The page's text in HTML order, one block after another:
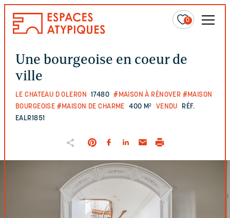
0
Une bourgeoise en coeur de
ville
LE CHATEAU D OLERON 17480 #MAISON À RÉNOVER #MAISON
BOURGEOISE #MAISON DE CHARME 400 M² VENDU
RÉF.
EALR1851